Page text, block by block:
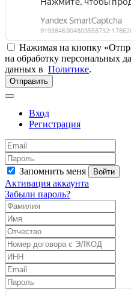
Нажимая на кнопку
на обработку персональных
данных в Политике.
Отправить
Вход
Регистрация
Запомнить меня Войти
Активация аккаунта
Забыли пароль?